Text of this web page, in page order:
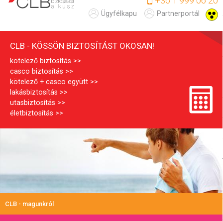
tartalomra
L
B
Partnerportál
Ügyfélkapu
CLB - KÖSSÖN BIZTOSÍTÁST OKOSAN!
kötelező biztosítás
casco biztosítás
kötelező + casco együtt
lakásbiztosítás
utasbiztosítás
életbiztosítás
CLB - magunkról